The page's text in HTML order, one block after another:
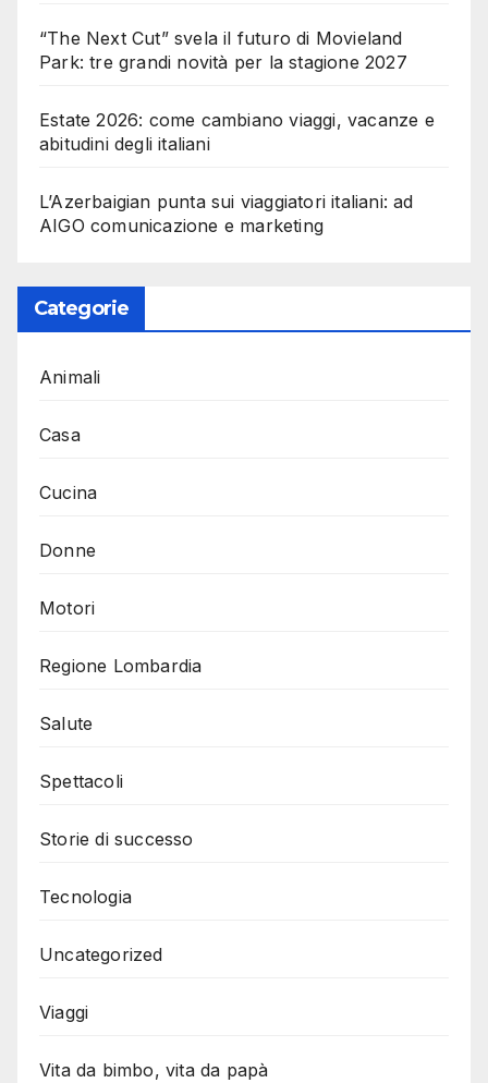
“The Next Cut” svela il futuro di Movieland
Park: tre grandi novità per la stagione 2027
Estate 2026: come cambiano viaggi, vacanze e
abitudini degli italiani
L’Azerbaigian punta sui viaggiatori italiani: ad
AIGO comunicazione e marketing
Categorie
Animali
Casa
Cucina
Donne
Motori
Regione Lombardia
Salute
Spettacoli
Storie di successo
Tecnologia
Uncategorized
Viaggi
Vita da bimbo, vita da papà